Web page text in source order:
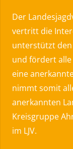
Der
vertritt die
unterstützt
und fördert alle
eine
nimmt somit
anerkannten
Kreisgruppe
im LJV.